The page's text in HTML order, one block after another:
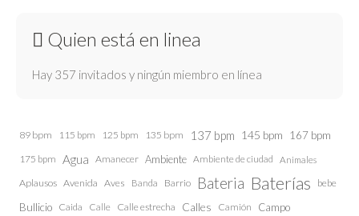
Quien está en linea
Hay 357 invitados y ningún miembro en línea
89 bpm 115 bpm 125 bpm 135 bpm 137 bpm 145 bpm 167 bpm
175 bpm Agua Amanecer Ambiente Ambiente de ciudad Animales
Aplausos Avenida Aves Banda Barrio Bateria Baterías bebe
Bullicio Caida Calle Calle estrecha Calles Camión Campo